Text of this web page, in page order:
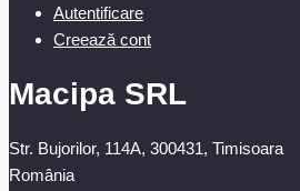
Autentificare
Creează cont
Macipa SRL
Str. Bujorilor, 114A, 300431, Timisoara
România